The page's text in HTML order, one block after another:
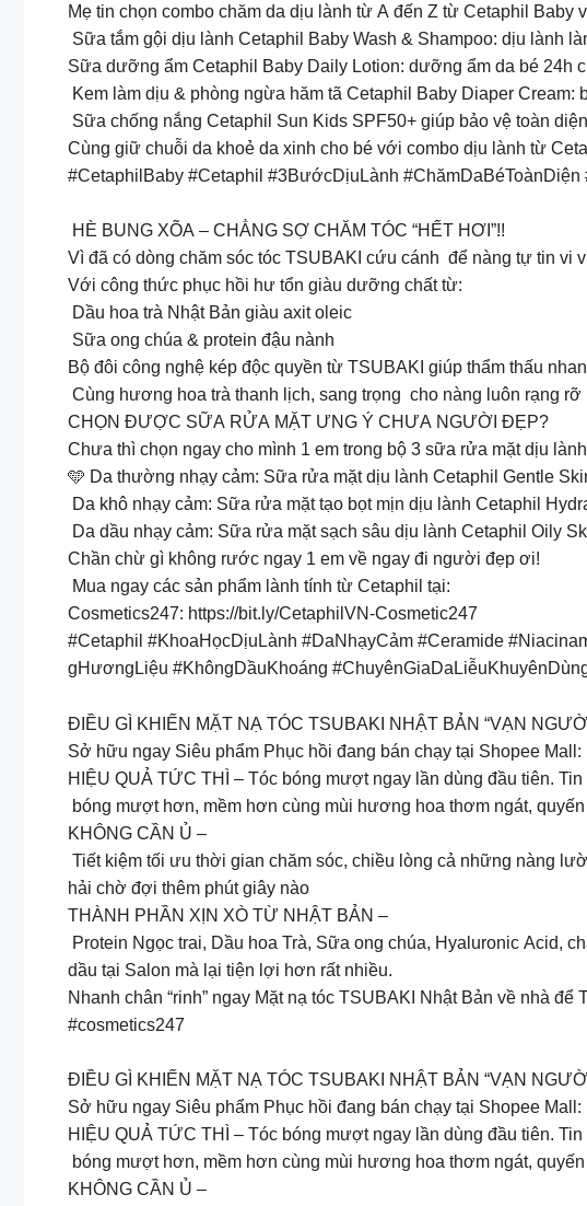
Mẹ tin chọn combo chăm da dịu lành từ A đến Z từ Cetaphil
Sữa tắm gội dịu lành Cetaphil Baby Wash & Shampoo: dịu lành
Sữa dưỡng ẩm Cetaphil Baby Daily Lotion: dưỡng ẩm da bé 24h
Kem làm dịu & phòng ngừa hăm tã Cetaphil Baby Diaper
Sữa chống nắng Cetaphil Sun Kids SPF50+ giúp bảo vệ toàn
Cùng giữ chuỗi da khoẻ da xinh cho bé với combo dịu lành từ
#CetaphilBaby #Cetaphil #3BướcDịuLành
HÈ BUNG XÕA – CHẲNG SỢ CHĂM TÓC “HẾT HƠI”​!!
Vì đã có dòng chăm sóc tóc TSUBAKI cứu cánh để nàng tự tin vi
Với công thức phục hồi hư tổn giàu dưỡng chất từ:​
Dầu hoa trà Nhật Bản giàu axit oleic​
Sữa ong chúa & protein đậu nành ​
Bộ đôi công nghệ kép độc quyền từ TSUBAKI giúp thẩm thấu
Cùng hương hoa trà thanh lịch, sang trọng cho nàng luôn rạng rỡ
CHỌN ĐƯỢC SỮA RỬA MẶT ƯNG Ý CHƯA NGƯỜI ĐẸP?
Chưa thì chọn ngay cho mình 1 em trong bộ 3 sữa rửa mặt dịu
🩵 Da thường nhạy cảm: Sữa rửa mặt dịu lành Cetaphil Gentle
Da khô nhạy cảm: Sữa rửa mặt tạo bọt mịn dịu lành Cetaphil
Da dầu nhạy cảm: Sữa rửa mặt sạch sâu dịu lành Cetaphil Oily
Chần chừ gì không rước ngay 1 em về ngay đi người đẹp ơi!
Mua ngay các sản phẩm lành tính từ Cetaphil tại:
Cosmetics247: https://bit.ly/CetaphilVN-Cosmetic247
#Cetaphil #KhoaHọcDịuLành #DaNhạyCảm #Ceramide
gHươngLiệu #KhôngDầuKhoáng
ĐIỀU GÌ KHIẾN MẶT NẠ TÓC TSUBAKI NHẬT BẢN “VẠN
Sở hữu ngay Siêu phẩm Phục hồi đang bán chạy tại Shopee
HIỆU QUẢ TỨC THÌ – Tóc bóng mượt ngay lần dùng đầu tiên.
bóng mượt hơn, mềm hơn cùng mùi hương hoa thơm ngát,
KHÔNG CẦN Ủ –
Tiết kiệm tối ưu thời gian chăm sóc, chiều lòng cả những nàng
hải chờ đợi thêm phút giây nào
THÀNH PHẦN XỊN XÒ TỪ NHẬT BẢN –
Protein Ngọc trai, Dầu hoa Trà, Sữa ong chúa, Hyaluronic Acid,
dầu tại Salon mà lại tiện lợi hơn rất nhiều.
Nhanh chân “rinh” ngay Mặt nạ tóc TSUBAKI Nhật Bản về nhà
#cosmetics247
ĐIỀU GÌ KHIẾN MẶT NẠ TÓC TSUBAKI NHẬT BẢN “VẠN
Sở hữu ngay Siêu phẩm Phục hồi đang bán chạy tại Shopee
HIỆU QUẢ TỨC THÌ – Tóc bóng mượt ngay lần dùng đầu tiên.
bóng mượt hơn, mềm hơn cùng mùi hương hoa thơm ngát,
KHÔNG CẦN Ủ –